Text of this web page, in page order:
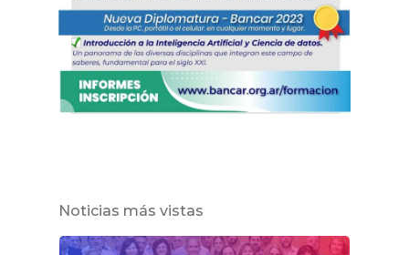
Noticias más vistas